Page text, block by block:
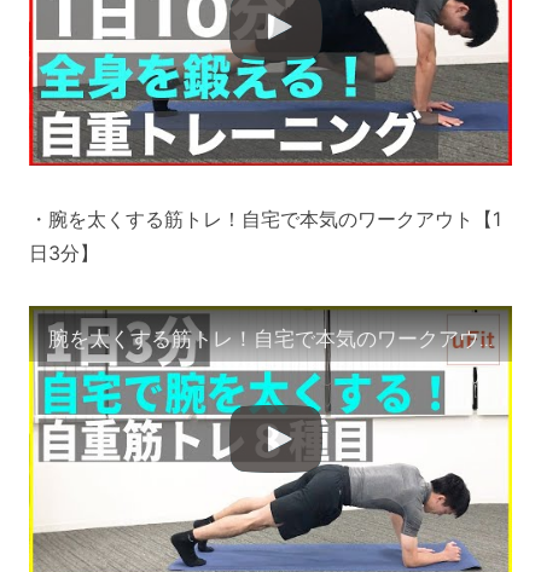
・腕を太くする筋トレ！自宅で本気のワークアウト【1
日3分】
腕を太くする筋トレ！自宅で本気のワークアウト【腕の筋肉の鍛え方/自宅トレーニング】（1日3分）